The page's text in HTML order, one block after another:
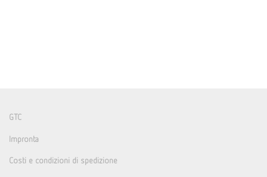
GTC
Impronta
Costi e condizioni di spedizione